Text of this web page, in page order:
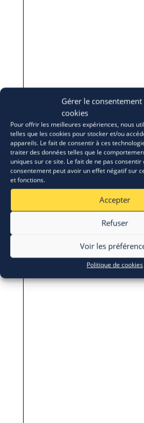
Gérer le consentement
cookies
Pour offrir les meilleures expériences, nous
telles que les cookies pour stocker et/ou
appareils. Le fait de consentir à ces
traiter des données telles que le
uniques sur ce site. Le fait de ne pas
consentement peut avoir un effet négatif sur
et fonctions.
Accepter
Refuser
Voir les
Politique de cookies